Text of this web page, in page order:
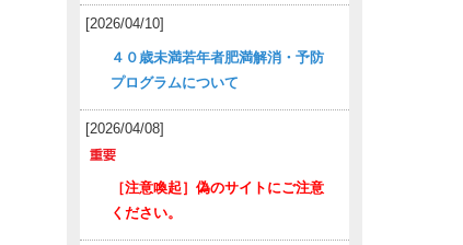
[2026/04/10]
４０歳未満若年者肥満解消・予防
プログラムについて
[2026/04/08]
［注意喚起］偽のサイトにご注意
ください。